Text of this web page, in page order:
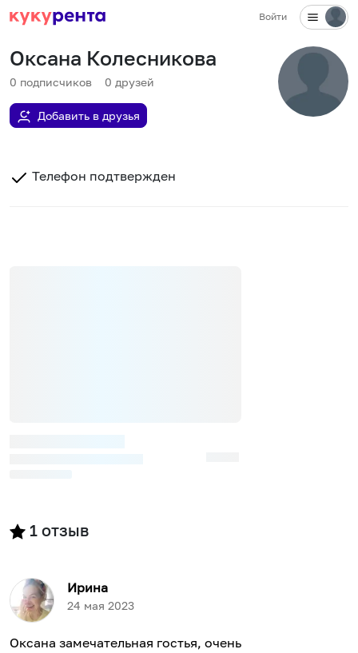
Войти
Оксана Колесникова
0 подписчиков 0 друзей
Добавить в друзья
Телефон подтвержден
1 отзыв
Ирина
24 мая 2023
Оксана замечательная гостья, очень